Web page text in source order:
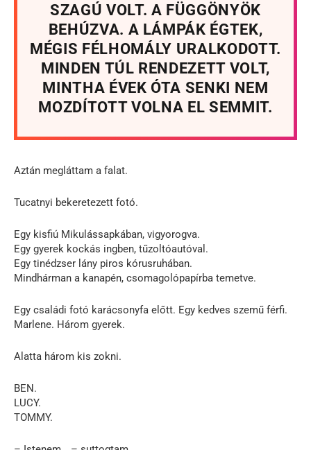
SZAGÚ VOLT. A FÜGGÖNYÖK
BEHÚZVA. A LÁMPÁK ÉGTEK,
MÉGIS FÉLHOMÁLY URALKODOTT.
MINDEN TÚL RENDEZETT VOLT,
MINTHA ÉVEK ÓTA SENKI NEM
MOZDÍTOTT VOLNA EL SEMMIT.
Aztán megláttam a falat.
Tucatnyi bekeretezett fotó.
Egy kisfiú Mikulássapkában, vigyorogva.
Egy gyerek kockás ingben, tűzoltóautóval.
Egy tinédzser lány piros kórusruhában.
Mindhárman a kanapén, csomagolópapírba temetve.
Egy családi fotó karácsonyfa előtt. Egy kedves szemű férfi.
Marlene. Három gyerek.
Alatta három kis zokni.
BEN.
LUCY.
TOMMY.